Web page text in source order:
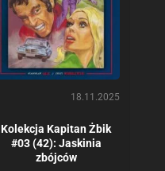
18.11.2025
Kolekcja Kapitan Żbik
#03 (42): Jaskinia
zbójców